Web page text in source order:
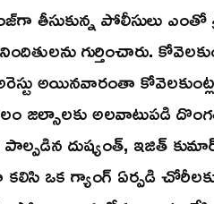
తీసుకున్న పోలీసులు
గుర్తించారు.
అయినవారంతా
జల్సాలకు అలవాటుపడి
దుష్యంత్, ఇజిత్
ఒక గ్యాంగ్ ఏర్పడి